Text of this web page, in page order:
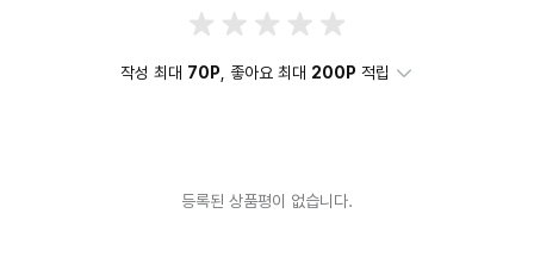
작성 최대 70P , 좋아요 최대 200P 적립
등록된 상품평이 없습니다.